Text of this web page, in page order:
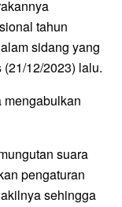
tahun
sidang yang
12/2023) lalu.
mengabulkan
suara
pengaturan
sehingga